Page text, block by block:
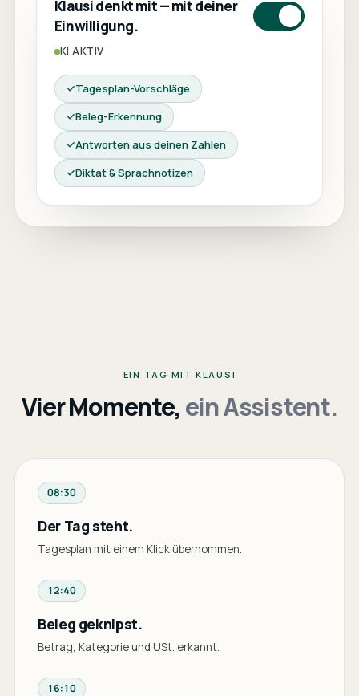
Klausi denkt mit — mit deiner
Einwilligung.
KI AKTIV
Tagesplan-Vorschläge
Beleg-Erkennung
Antworten aus deinen Zahlen
Diktat & Sprachnotizen
EIN TAG MIT KLAUSI
Vier Momente,ein Assistent.
08:30
Der Tag steht.
Tagesplan mit einem Klick übernommen.
12:40
Beleg geknipst.
Betrag, Kategorie und USt. erkannt.
16:10